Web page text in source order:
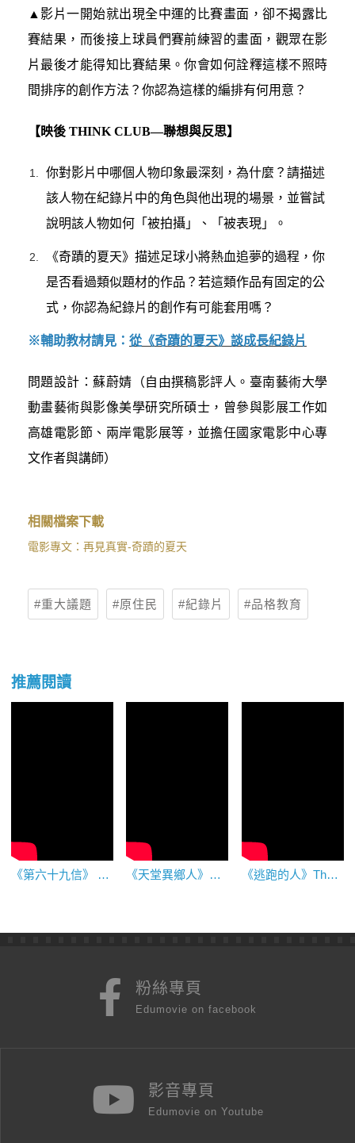
▲影片一開始就出現全中運的比賽畫面，卻不揭露比
賽結果，而後接上球員們賽前練習的畫面，觀眾在影
片最後才能得知比賽結果。你會如何詮釋這樣不照時
間排序的創作方法？你認為這樣的編排有何用意？
【映後 THINK CLUB—聯想與反思】
你對影片中哪個人物印象最深刻，為什麼？請描述
該人物在紀錄片中的角色與他出現的場景，並嘗試
說明該人物如何「被拍攝」、「被表現」。
《奇蹟的夏天》描述足球小將熱血追夢的過程，你
是否看過類似題材的作品？若這類作品有固定的公
式，你認為紀錄片的創作有可能套用嗎？
※輔助教材請見： 從《奇蹟的夏天》談成長紀錄片
問題設計：蘇蔚婧（自由撰稿影評人。臺南藝術大學
動畫藝術與影像美學研究所碩士，曾參與影展工作如
高雄電影節、兩岸電影展等，並擔任國家電影中心專
文作者與講師）
相關檔案下載
電影專文：再見真實-奇蹟的夏天
重大議題 原住民 紀錄片 品格教育
推薦閱讀
《第六十九信》 Letter #69 《天堂異鄉人》Stranger in Paradise 《逃跑的人》The Lucky Woman
粉絲專頁
Edumovie on facebook
影音專頁
Edumovie on Youtube